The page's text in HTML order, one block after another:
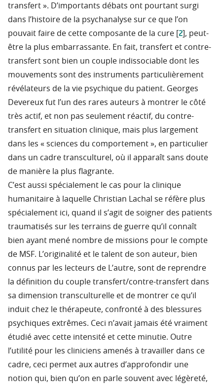
transfert ». D’importants débats ont pourtant surgi
dans l’histoire de la psychanalyse sur ce que l’on
pouvait faire de cette composante de la cure [ 2 ], peut-
être la plus embarrassante. En fait, transfert et contre-
transfert sont bien un couple indissociable dont les
mouvements sont des instruments particulièrement
révélateurs de la vie psychique du patient. Georges
Devereux fut l’un des rares auteurs à montrer le côté
très actif, et non pas seulement réactif, du contre-
transfert en situation clinique, mais plus largement
dans les « sciences du comportement », en particulier
dans un cadre transculturel, où il apparaît sans doute
de manière la plus flagrante.
C’est aussi spécialement le cas pour la clinique
humanitaire à laquelle Christian Lachal se réfère plus
spécialement ici, quand il s’agit de soigner des patients
traumatisés sur les terrains de guerre qu’il connaît
bien ayant mené nombre de missions pour le compte
de MSF. L’originalité et le talent de son auteur, bien
connus par les lecteurs de L’autre, sont de reprendre
la définition du couple transfert/contre-transfert dans
sa dimension transculturelle et de montrer ce qu’il
induit chez le thérapeute, confronté à des blessures
psychiques extrêmes. Ceci n’avait jamais été vraiment
étudié avec cette intensité et cette minutie. Outre
l’utilité pour les cliniciens amenés à travailler dans ce
cadre, ceci permet aux autres d’approfondir une
notion qui, bien qu’on en parle souvent avec légèreté,